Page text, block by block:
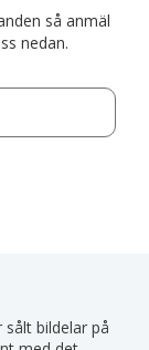
så anmäl
nedan.
sålt bildelar på